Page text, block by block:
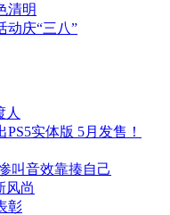
清明
动庆“三八”
人
实体版 5月发售！
叫音效靠揍自己
风尚
彰